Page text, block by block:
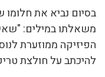
בסיום נביא את
משאלתו במילים:
הפיזיקה ממוזערת
להיכתב על חולצת